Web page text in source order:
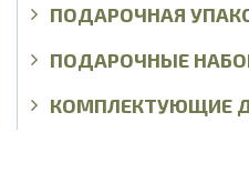
ПОДАРОЧНАЯ
ПОДАРОЧНЫЕ
КОМПЛЕКТУЮЩИЕ